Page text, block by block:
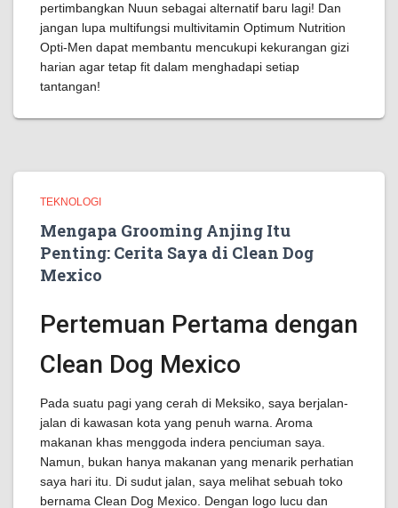
pertimbangkan Nuun sebagai alternatif baru lagi! Dan
jangan lupa multifungsi multivitamin Optimum Nutrition
Opti-Men dapat membantu mencukupi kekurangan gizi
harian agar tetap fit dalam menghadapi setiap
tantangan!
TEKNOLOGI
Mengapa Grooming Anjing Itu
Penting: Cerita Saya di Clean Dog
Mexico
Pertemuan Pertama dengan
Clean Dog Mexico
Pada suatu pagi yang cerah di Meksiko, saya berjalan-
jalan di kawasan kota yang penuh warna. Aroma
makanan khas menggoda indera penciuman saya.
Namun, bukan hanya makanan yang menarik perhatian
saya hari itu. Di sudut jalan, saya melihat sebuah toko
bernama Clean Dog Mexico. Dengan logo lucu dan